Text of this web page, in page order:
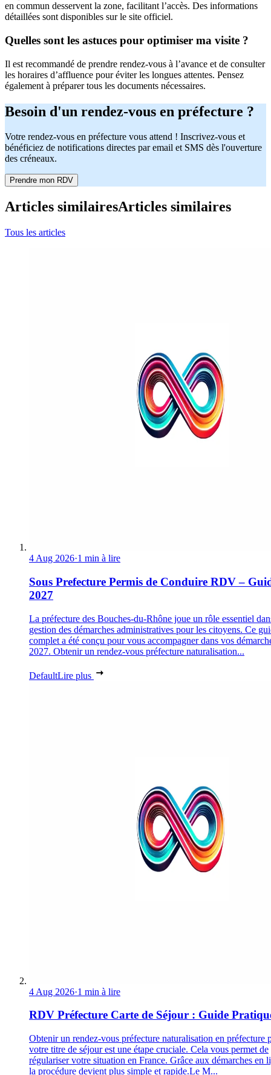
en commun desservent la zone, facilitant l’accès. Des informations
détaillées sont disponibles sur le site officiel.
Quelles sont les astuces pour optimiser ma visite ?
Il est recommandé de prendre rendez-vous à l’avance et de consulter
les horaires d’affluence pour éviter les longues attentes. Pensez
également à préparer tous les documents nécessaires.
Besoin d'un rendez-vous en préfecture ?
Votre rendez-vous en préfecture vous attend ! Inscrivez-vous et
bénéficiez de notifications directes par email et SMS dès l'ouverture
des créneaux.
Prendre mon RDV
Articles similairesArticles similaires
Tous les articles
4 Aug 2026·1 min à lire
Sous Prefecture Permis de Conduire RDV –
2027
La préfecture des Bouches-du-Rhône joue un rôle essentiel
gestion des démarches administratives pour les citoyens. Ce
complet a été conçu pour vous accompagner dans vos
2027. Obtenir un rendez-vous préfecture naturalisation...
DefaultLire plus
4 Aug 2026·1 min à lire
RDV Préfecture Carte de Séjour : Guide
Obtenir un rendez-vous préfecture naturalisation en préfecture
votre titre de séjour est une étape cruciale. Cela vous permet de
régulariser votre situation en France. Grâce aux démarches en
la procédure devient plus simple et rapide.Le M...